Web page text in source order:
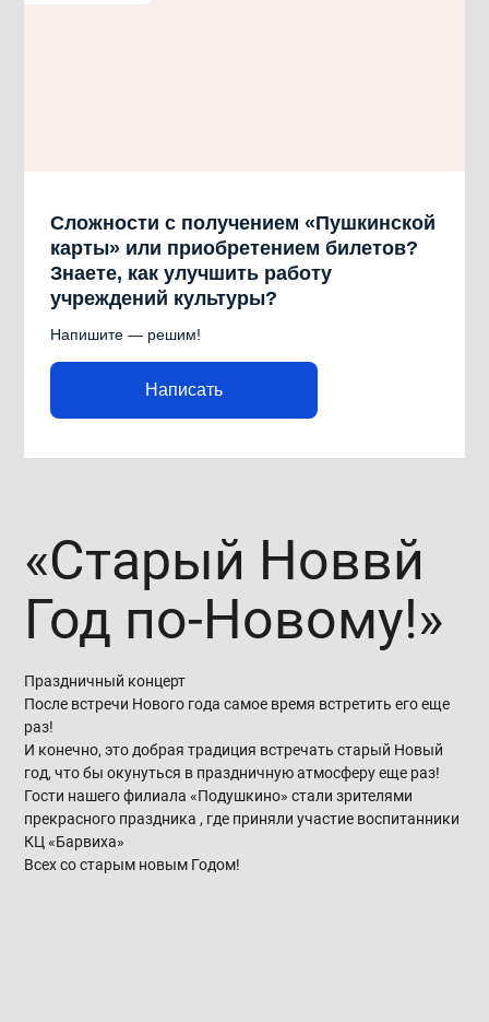
Сложности с получением «Пушкинской
карты» или приобретением билетов?
Знаете, как улучшить работу
учреждений культуры?
Напишите — решим!
Написать
«Старый Новвй
Год по-Новому!»
Праздничный концерт
После встречи Нового года самое время встретить его еще
раз!
И конечно, это добрая традиция встречать старый Новый
год, что бы окунуться в праздничную атмосферу еще раз!
Гости нашего филиала «Подушкино» стали зрителями
прекрасного праздника , где приняли участие воспитанники
КЦ «Барвиха»
Всех со старым новым Годом!